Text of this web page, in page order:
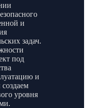
и
задач.
под
и
уровня